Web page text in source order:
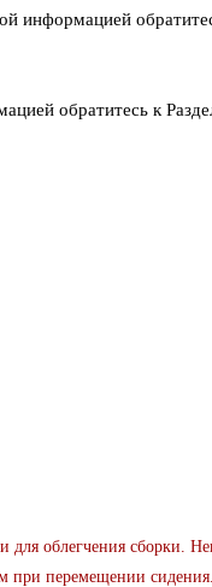
информацией
обратитесь к
облегчения сборки.
при перемещении сидения.